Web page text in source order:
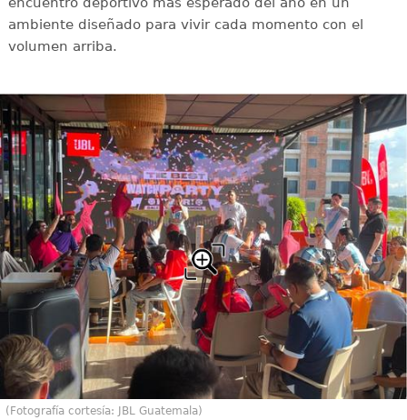
ambiente diseñado para vivir cada momento con el
volumen arriba.
(Fotografía cortesía: JBL Guatemala)